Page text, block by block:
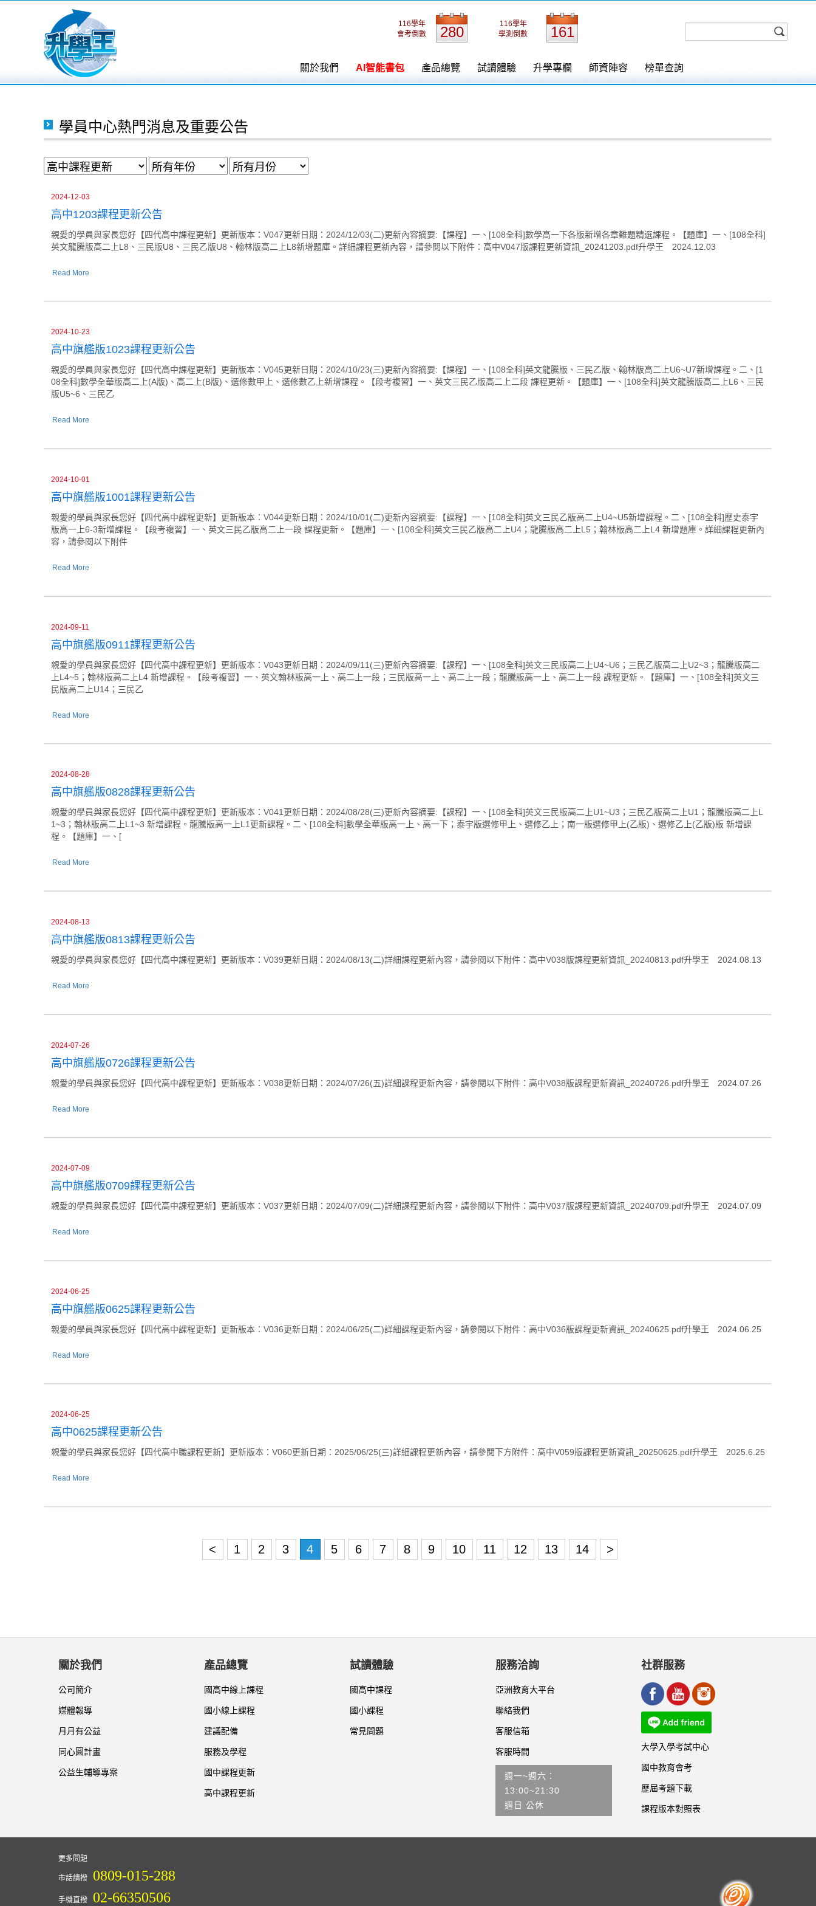
關於我們 AI智能書包 產品總覽 試讀體驗 升學專欄 師資陣容 榜單查詢
116學年
會考倒數
280
116學年
學測倒數
161
學員中心熱門消息及重要公告
2024-12-03
高中1203課程更新公告
親愛的學員與家長您好【四代高中課程更新】更新版本：V047更新日期：2024/12/03(二)更新內容摘要:【課程】一、[108全科]數學高一下各版新增各章難題精選課程。【題庫】一、[108全科]
英文龍騰版高二上L8、三民版U8、三民乙版U8、翰林版高二上L8新增題庫。詳細課程更新內容，請參閱以下附件：高中V047版課程更新資訊_20241203.pdf升學王 2024.12.03
Read More
2024-10-23
高中旗艦版1023課程更新公告
親愛的學員與家長您好【四代高中課程更新】更新版本：V045更新日期：2024/10/23(三)更新內容摘要:【課程】一、[108全科]英文龍騰版、三民乙版、翰林版高二上U6~U7新增課程。二、[1
08全科]數學全華版高二上(A版)、高二上(B版)、選修數甲上、選修數乙上新增課程。【段考複習】一、英文三民乙版高二上二段 課程更新。【題庫】一、[108全科]英文龍騰版高二上L6、三民
版U5~6、三民乙
Read More
2024-10-01
高中旗艦版1001課程更新公告
親愛的學員與家長您好【四代高中課程更新】更新版本：V044更新日期：2024/10/01(二)更新內容摘要:【課程】一、[108全科]英文三民乙版高二上U4~U5新增課程。二、[108全科]歷史泰宇
版高一上6-3新增課程。【段考複習】一、英文三民乙版高二上一段 課程更新。【題庫】一、[108全科]英文三民乙版高二上U4；龍騰版高二上L5；翰林版高二上L4 新增題庫。詳細課程更新內
容，請參閱以下附件
Read More
2024-09-11
高中旗艦版0911課程更新公告
親愛的學員與家長您好【四代高中課程更新】更新版本：V043更新日期：2024/09/11(三)更新內容摘要:【課程】一、[108全科]英文三民版高二上U4~U6；三民乙版高二上U2~3；龍騰版高二
上L4~5；翰林版高二上L4 新增課程。【段考複習】一、英文翰林版高一上、高二上一段；三民版高一上、高二上一段；龍騰版高一上、高二上一段 課程更新。【題庫】一、[108全科]英文三
民版高二上U14；三民乙
Read More
2024-08-28
高中旗艦版0828課程更新公告
親愛的學員與家長您好【四代高中課程更新】更新版本：V041更新日期：2024/08/28(三)更新內容摘要:【課程】一、[108全科]英文三民版高二上U1~U3；三民乙版高二上U1；龍騰版高二上L
1~3；翰林版高二上L1~3 新增課程。龍騰版高一上L1更新課程。二、[108全科]數學全華版高一上、高一下；泰宇版選修甲上、選修乙上；南一版選修甲上(乙版)、選修乙上(乙版)版 新增課
程。【題庫】一、[
Read More
2024-08-13
高中旗艦版0813課程更新公告
親愛的學員與家長您好【四代高中課程更新】更新版本：V039更新日期：2024/08/13(二)詳細課程更新內容，請參閱以下附件：高中V038版課程更新資訊_20240813.pdf升學王 2024.08.13
Read More
2024-07-26
高中旗艦版0726課程更新公告
親愛的學員與家長您好【四代高中課程更新】更新版本：V038更新日期：2024/07/26(五)詳細課程更新內容，請參閱以下附件：高中V038版課程更新資訊_20240726.pdf升學王 2024.07.26
Read More
2024-07-09
高中旗艦版0709課程更新公告
親愛的學員與家長您好【四代高中課程更新】更新版本：V037更新日期：2024/07/09(二)詳細課程更新內容，請參閱以下附件：高中V037版課程更新資訊_20240709.pdf升學王 2024.07.09
Read More
2024-06-25
高中旗艦版0625課程更新公告
親愛的學員與家長您好【四代高中課程更新】更新版本：V036更新日期：2024/06/25(二)詳細課程更新內容，請參閱以下附件：高中V036版課程更新資訊_20240625.pdf升學王 2024.06.25
Read More
2024-06-25
高中0625課程更新公告
親愛的學員與家長您好【四代高中職課程更新】更新版本：V060更新日期：2025/06/25(三)詳細課程更新內容，請參閱下方附件：高中V059版課程更新資訊_20250625.pdf升學王 2025.6.25
Read More
< 1 2 3 4 5 6 7 8 9 10 11 12 13 14 >
關於我們
公司簡介
媒體報導
月月有公益
同心圓計畫
公益生輔導專案
產品總覽
國高中線上課程
國小線上課程
建議配備
服務及學程
國中課程更新
高中課程更新
試讀體驗
國高中課程
國小課程
常見問題
服務洽詢
亞洲教育大平台
聯絡我們
客服信箱
客服時間
週一~週六：
13:00~21:30
週日 公休
社群服務
大學入學考試中心
國中教育會考
歷屆考題下載
課程版本對照表
更多問題
市話請撥 0809-015-288
手機直撥 02-66350506